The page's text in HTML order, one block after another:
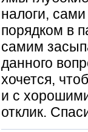
налоги,
порядком в
самим
данного
хочется,
и с
отклик.